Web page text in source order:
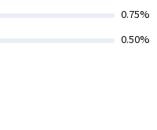
0.75%
0.50%